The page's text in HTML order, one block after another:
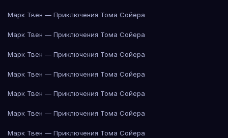
Марк Твен — Приключения Тома Сойера
Марк Твен — Приключения Тома Сойера
Марк Твен — Приключения Тома Сойера
Марк Твен — Приключения Тома Сойера
Марк Твен — Приключения Тома Сойера
Марк Твен — Приключения Тома Сойера
Марк Твен — Приключения Тома Сойера